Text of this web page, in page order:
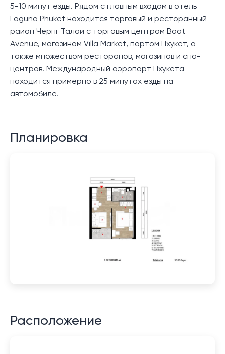
5-10 минут езды. Рядом с главным входом в отель
Laguna Phuket находится торговый и ресторанный
район Чернг Талай с торговым центром Boat
Avenue, магазином Villa Market, портом Пхукет, а
также множеством ресторанов, магазинов и спа-
центров. Международный аэропорт Пхукета
находится примерно в 25 минутах езды на
автомобиле.
Планировка
Расположение